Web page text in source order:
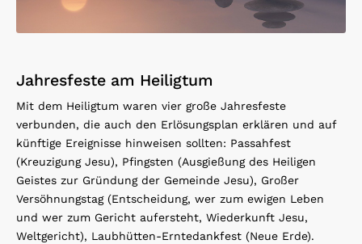
Jahresfeste am Heiligtum
Mit dem Heiligtum waren vier große Jahresfeste
verbunden, die auch den Erlösungsplan erklären und auf
künftige Ereignisse hinweisen sollten: Passahfest
(Kreuzigung Jesu), Pfingsten (Ausgießung des Heiligen
Geistes zur Gründung der Gemeinde Jesu), Großer
Versöhnungstag (Entscheidung, wer zum ewigen Leben
und wer zum Gericht aufersteht, Wiederkunft Jesu,
Weltgericht), Laubhütten-Erntedankfest (Neue Erde).